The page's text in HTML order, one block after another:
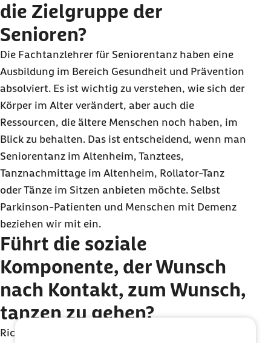
die Zielgruppe der
Senioren?
Die Fachtanzlehrer für Seniorentanz haben eine
Ausbildung im Bereich Gesundheit und Prävention
absolviert. Es ist wichtig zu verstehen, wie sich der
Körper im Alter verändert, aber auch die
Ressourcen, die ältere Menschen noch haben, im
Blick zu behalten. Das ist entscheidend, wenn man
Seniorentanz im Altenheim, Tanztees,
Tanznachmittage im Altenheim, Rollator-Tanz
oder Tänze im Sitzen anbieten möchte. Selbst
Parkinson-Patienten und Menschen mit Demenz
beziehen wir mit ein.
Führt die soziale
Komponente, der Wunsch
nach Kontakt, zum Wunsch,
tanzen zu gehen?
Richtig, die Geselligkeit mit anschließendem